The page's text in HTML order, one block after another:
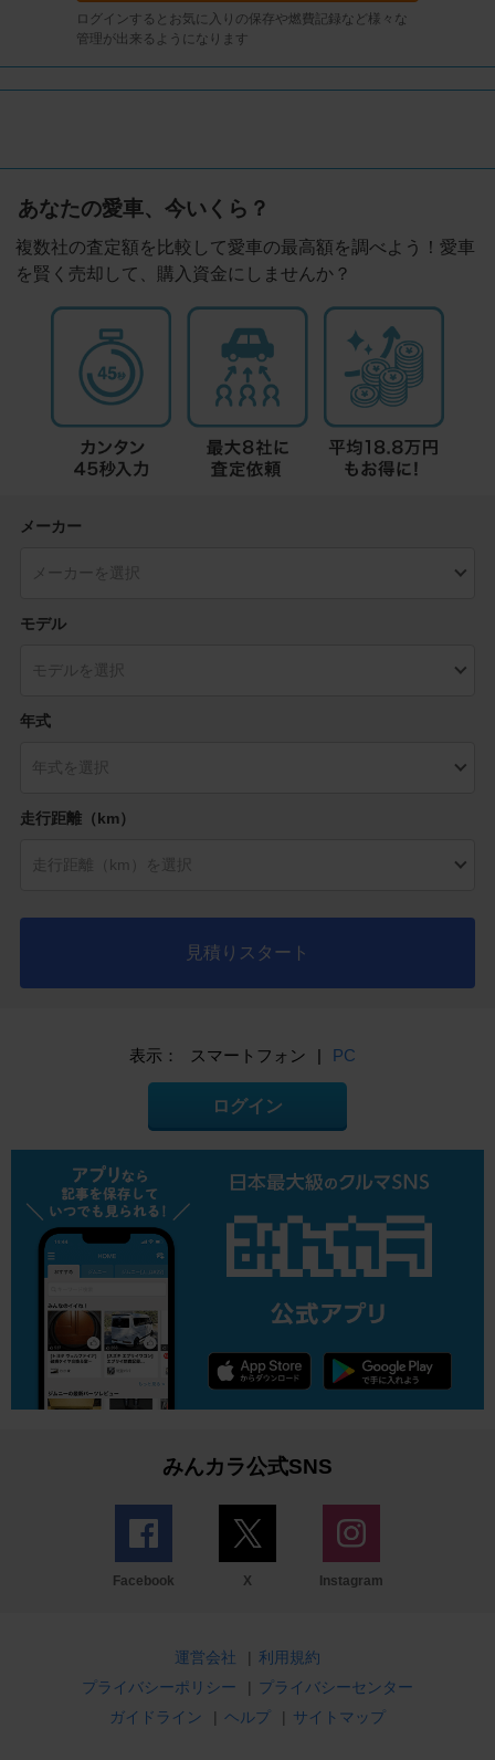
ログインするとお気に入りの保存や燃費記録など様々な
管理が出来るようになります
あなたの愛車、今いくら？
複数社の査定額を比較して愛車の最高額を調べよう！愛車
を賢く売却して、購入資金にしませんか？
メーカー
モデル
年式
走行距離（km）
見積りスタート
表示： スマートフォン | PC
ログイン
みんカラ公式SNS
Facebook X Instagram
運営会社 | 利用規約
プライバシーポリシー
| プライバシーセンター
ガイドライン
| ヘルプ | サイトマップ